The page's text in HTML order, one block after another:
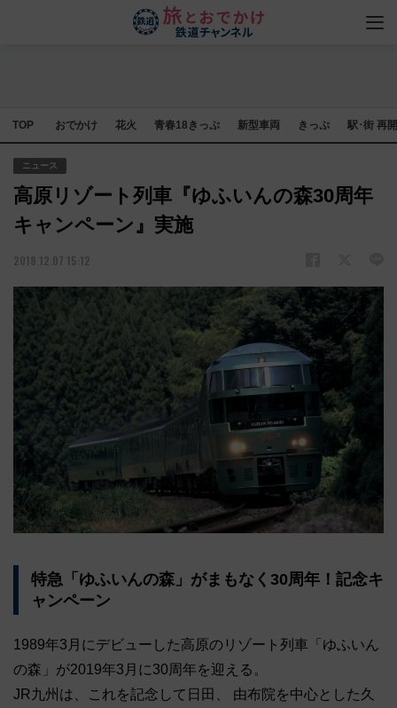
TOP おでかけ 花火 青春18きっぷ 新型車両 きっぷ 駅･街 再
ニュース
高原リゾート列車『ゆふいんの森30周年
キャンペーン』実施
2018.12.07 15:12
特急「ゆふいんの森」がまもなく30周年！記念キ
ャンペーン
1989年3月にデビューした高原のリゾート列車「ゆふいん
の森」が2019年3月に30周年を迎える。
JR九州は、これを記念して日田、 由布院を中心とした久